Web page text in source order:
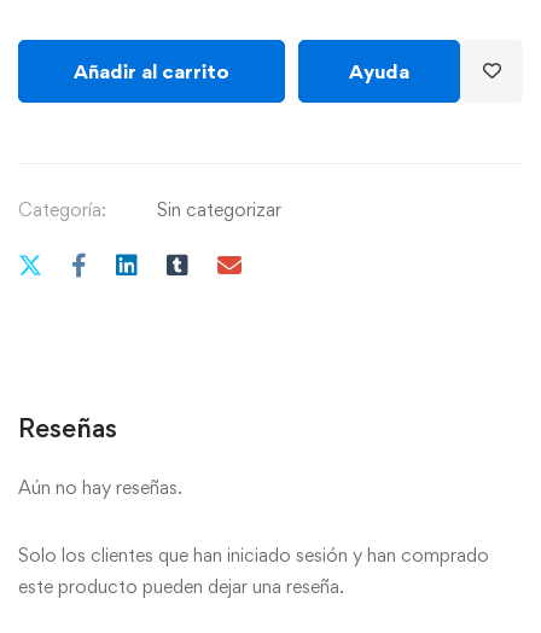
Añadir al carrito Ayuda
Categoría: Sin categorizar
Reseñas
Aún no hay reseñas.
Solo los clientes que han iniciado sesión y han comprado
este producto pueden dejar una reseña.